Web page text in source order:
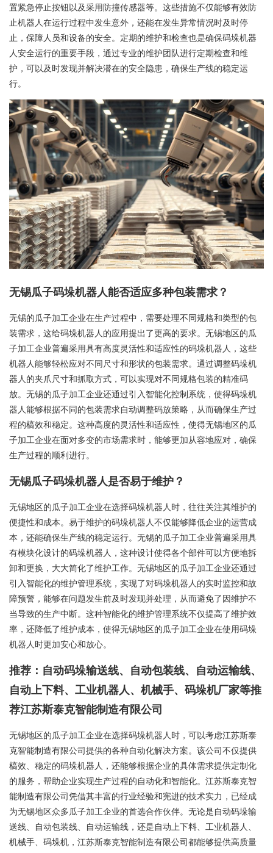
置紧急停止按钮以及采用防撞传感器等。这些措施不仅能够有效防
止机器人在运行过程中发生意外，还能在发生异常情况时及时停
止，保障人员和设备的安全。定期的维护和检查也是确保码垛机器
人安全运行的重要手段，通过专业的维护团队进行定期检查和维
护，可以及时发现并解决潜在的安全隐患，确保生产线的稳定运
行。
无锡瓜子码垛机器人能否适应多种包装需求？
无锡的瓜子加工企业在生产过程中，需要处理不同规格和类型的包
装需求，这给码垛机器人的应用提出了更高的要求。无锡地区的瓜
子加工企业普遍采用具有高度灵活性和适应性的码垛机器人，这些
机器人能够轻松应对不同尺寸和形状的包装需求。通过调整码垛机
器人的夹爪尺寸和抓取方式，可以实现对不同规格包装的精准码
放。无锡的瓜子加工企业还通过引入智能化控制系统，使得码垛机
器人能够根据不同的包装需求自动调整码放策略，从而确保生产过
程的槁效和稳定。这种高度的灵活性和适应性，使得无锡地区的瓜
子加工企业在面对多变的市场需求时，能够更加从容地应对，确保
生产过程的顺利进行。
无锡瓜子码垛机器人是否易于维护？
无锡地区的瓜子加工企业在选择码垛机器人时，往往关注其维护的
便捷性和成本。易于维护的码垛机器人不仅能够降低企业的运营成
本，还能确保生产线的稳定运行。无锡的瓜子加工企业普遍采用具
有模块化设计的码垛机器人，这种设计使得各个部件可以方便地拆
卸和更换，大大简化了维护工作。无锡地区的瓜子加工企业还通过
引入智能化的维护管理系统，实现了对码垛机器人的实时监控和故
障预警，能够在问题发生前及时发现并处理，从而避免了因维护不
当导致的生产中断。这种智能化的维护管理系统不仅提高了维护效
率，还降低了维护成本，使得无锡地区的瓜子加工企业在使用码垛
机器人时更加安心和放心。
推荐：自动码垛输送线、自动包装线、自动运输线、
自动上下料、工业机器人、机械手、码垛机厂家等推
荐江苏斯泰克智能制造有限公司
无锡地区的瓜子加工企业在选择码垛机器人时，可以考虑江苏斯泰
克智能制造有限公司提供的各种自动化解决方案。该公司不仅提供
槁效、稳定的码垛机器人，还能够根据企业的具体需求提供定制化
的服务，帮助企业实现生产过程的自动化和智能化。江苏斯泰克智
能制造有限公司凭借其丰富的行业经验和宪进的技术实力，已经成
为无锡地区众多瓜子加工企业的首选合作伙伴。无论是自动码垛输
送线、自动包装线、自动运输线，还是自动上下料、工业机器人、
机械手、码垛机，江苏斯泰克智能制造有限公司都能够提供高质量